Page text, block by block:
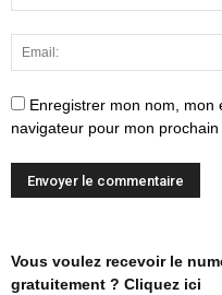
Enregistrer mon nom, mon
navigateur pour mon prochain
Vous voulez recevoir le
gratuitement ? Cliquez ici